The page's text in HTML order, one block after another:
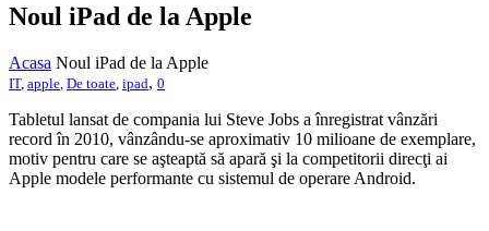
Noul iPad de la Apple
Acasa Noul iPad de la Apple
IT, apple De toate ipad, 0
Tabletul lansat de compania lui Steve Jobs a înregistrat vânzări
record în 2010, vânzându-se aproximativ 10 milioane de exemplare,
motiv pentru care se aşteaptă să apară şi la competitorii direcţi ai
Apple modele performante cu sistemul de operare Android.